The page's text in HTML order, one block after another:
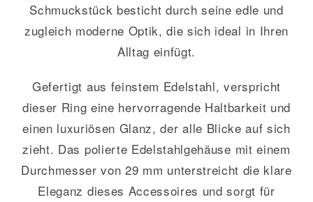
Schmuckstück besticht durch seine edle und
zugleich moderne Optik, die sich ideal in Ihren
Alltag einfügt.
Gefertigt aus feinstem Edelstahl, verspricht
dieser Ring eine hervorragende Haltbarkeit und
einen luxuriösen Glanz, der alle Blicke auf sich
zieht. Das polierte Edelstahlgehäuse mit einem
Durchmesser von 29 mm unterstreicht die klare
Eleganz dieses Accessoires und sorgt für